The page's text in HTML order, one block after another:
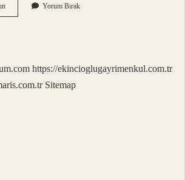
Şekilin
Eş
Yorum Bırak
https://ekincioglugayrimenkul.com.tr
Sitemap